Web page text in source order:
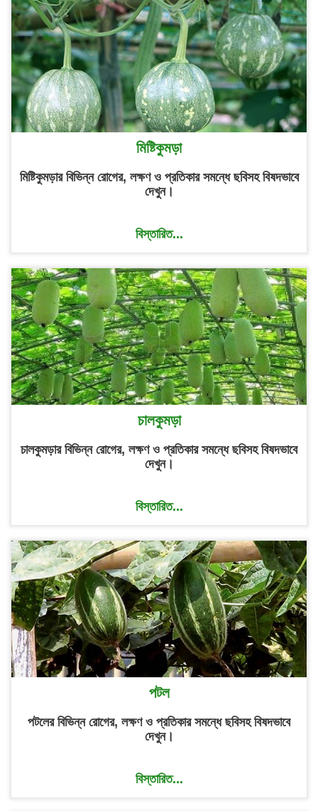
মিষ্টিকুমড়া
মিষ্টিকুমড়ার বিভিন্ন রোগের, লক্ষণ ও প্রতিকার সমন্ধে ছবিসহ বিষদভাবে
দেখুন।
বিস্তারিত...
চালকুমড়া
চালকুমড়ার বিভিন্ন রোগের, লক্ষণ ও প্রতিকার সমন্ধে ছবিসহ বিষদভাবে
দেখুন।
বিস্তারিত...
পটল
পটলের বিভিন্ন রোগের, লক্ষণ ও প্রতিকার সমন্ধে ছবিসহ বিষদভাবে
দেখুন।
বিস্তারিত...